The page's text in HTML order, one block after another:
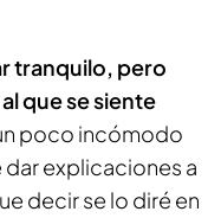
tranquilo, pero
que se siente
poco incómodo
explicaciones a
decir se lo diré en